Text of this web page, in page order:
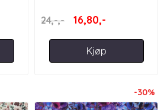
24,-,-
16,80,-
Kjøp
-30%